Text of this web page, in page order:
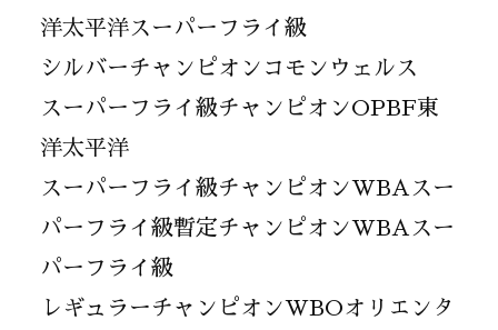
洋太平洋スーパーフライ級
シルバーチャンピオンコモンウェルス
スーパーフライ級チャンピオンOPBF東
洋太平洋
スーパーフライ級チャンピオンWBAスー
パーフライ級暫定チャンピオンWBAスー
パーフライ級
レギュラーチャンピオンWBOオリエンタ